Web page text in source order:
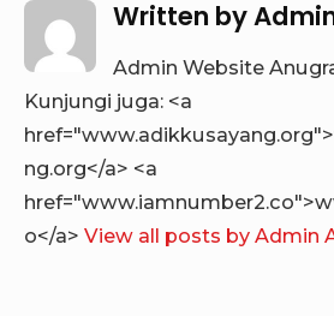
Written by
Admin Website
Kunjungi juga: <a
ng.org</a> <a
o</a> View all posts by Admin